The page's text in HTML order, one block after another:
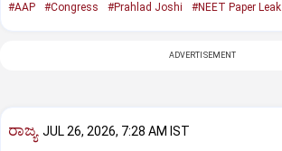
#AAP #Congress #Prahlad Joshi #NEET Paper Leak
ADVERTISEMENT
ರಾಜ್ಯ JUL 26, 2026, 7:28 AM IST